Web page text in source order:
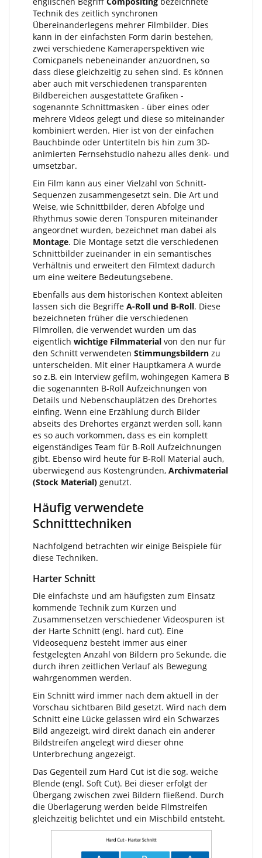
Technik des zeitlich synchronen
Übereinanderlegens mehrer Filmbilder. Dies
kann in der einfachsten Form darin bestehen,
zwei verschiedene Kameraperspektiven wie
Comicpanels nebeneinander anzuordnen, so
dass diese gleichzeitig zu sehen sind. Es können
aber auch mit verschiedenen transparenten
Bildbereichen ausgestattete Grafiken -
sogenannte Schnittmasken - über eines oder
mehrere Videos gelegt und diese so miteinander
kombiniert werden. Hier ist von der einfachen
Bauchbinde oder Untertiteln bis hin zum 3D-
animierten Fernsehstudio nahezu alles denk- und
umsetzbar.
Ein Film kann aus einer Vielzahl von Schnitt-
Sequenzen zusammengesetzt sein. Die Art und
Weise, wie Schnittbilder, deren Abfolge und
Rhythmus sowie deren Tonspuren miteinander
angeordnet wurden, bezeichnet man dabei als
Montage. Die Montage setzt die verschiedenen
Schnittbilder zueinander in ein semantisches
Verhältnis und erweitert den Filmtext dadurch
um eine weitere Bedeutungsebene.
Ebenfalls aus dem historischen Kontext ableiten
lassen sich die Begriffe A-Roll und B-Roll. Diese
bezeichneten früher die verschiedenen
Filmrollen, die verwendet wurden um das
eigentlich wichtige Filmmaterial von den nur für
den Schnitt verwendeten Stimmungsbildern zu
unterscheiden. Mit einer Hauptkamera A wurde
so z.B. ein Interview gefilm, wohingegen Kamera B
die sogenannten B-Roll Aufzeichnungen von
Details und Nebenschauplätzen des Drehortes
einfing. Wenn eine Erzählung durch Bilder
abseits des Drehortes ergänzt werden soll, kann
es so auch vorkommen, dass es ein komplett
eigenständiges Team für B-Roll Aufzeichnungen
gibt. Ebenso wird heute für B-Roll Material auch,
überwiegend aus Kostengründen, Archivmaterial
(Stock Material) genutzt.
Häufig verwendete
Schnitttechniken
Nachfolgend betrachten wir einige Beispiele für
diese Techniken.
Harter Schnitt
Die einfachste und am häufigsten zum Einsatz
kommende Technik zum Kürzen und
Zusammensetzen verschiedener Videospuren ist
der Harte Schnitt (engl. hard cut). Eine
Videosequenz besteht immer aus einer
festgelegten Anzahl von Bildern pro Sekunde, die
durch ihren zeitlichen Verlauf als Bewegung
wahrgenommen werden.
Ein Schnitt wird immer nach dem aktuell in der
Vorschau sichtbaren Bild gesetzt. Wird nach dem
Schnitt eine Lücke gelassen wird ein Schwarzes
Bild angezeigt, wird direkt danach ein anderer
Bildstreifen angelegt wird dieser ohne
Unterbrechung angezeigt.
Das Gegenteil zum Hard Cut ist die sog. weiche
Blende (engl. Soft Cut). Bei dieser erfolgt der
Übergang zwischen zwei Bildern fließend. Durch
die Überlagerung werden beide Filmstreifen
gleichzeitig belichtet und ein Mischbild entsteht.